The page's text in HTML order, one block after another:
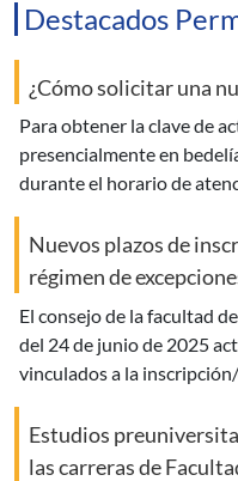
Destacados
¿Cómo solicitar una
para obtener la clave de activación debes solicitarla
presencialmente en
durante el horario de
Nuevos plazos de
régimen de
el consejo de la facultad de ingeniería resolvió en su sesión
del 24 de junio de 2025
vinculados a la
Estudios
las carreras de